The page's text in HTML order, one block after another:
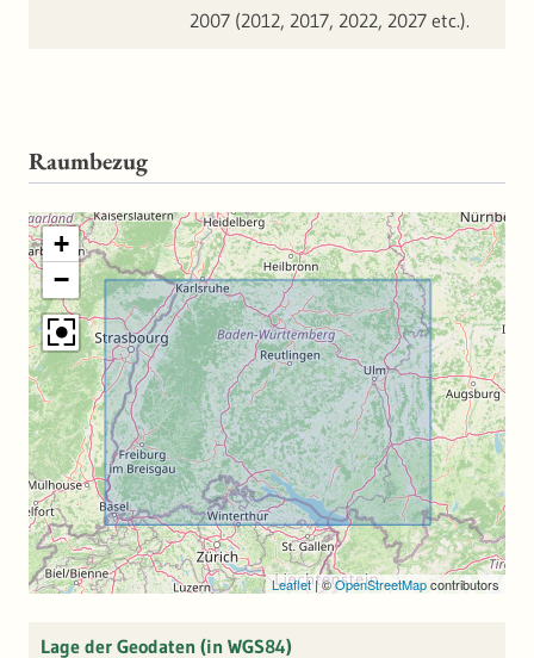
2007 (2012, 2017, 2022, 2027 etc.).
Raumbezug
+
−
Leaflet |©OpenStreetMapcontributors
Lage der Geodaten (in WGS84)